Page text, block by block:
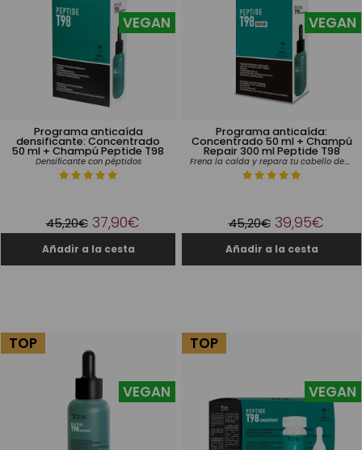
Programa anticaída
densificante: Concentrado
50 ml + Champú Peptide T98
Densificante con péptidos
VEGAN
45,20€ 37,90€
Programa anticaída:
Concentrado 50 ml + Champú
Repair 300 ml Peptide T98
Frena la caída y repara tu cabello desde la raíz
VEGAN
45,20€ 39,95€
VEGAN
TOP
VEGAN
TOP